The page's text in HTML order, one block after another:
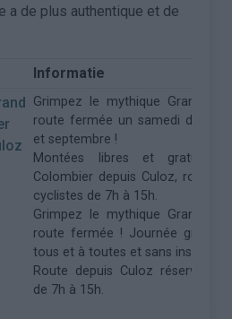
a de plus authentique et de
Informatie
Grimpez le mythique Grand
route fermée un samedi de
et septembre !
Montées libres et gratuites
Colombier depuis Culoz, route
cyclistes de 7h à 15h.
Grimpez le mythique Grand
route fermée ! Journée
tous et à toutes et sans
Route depuis Culoz réservée
de 7h à 15h.